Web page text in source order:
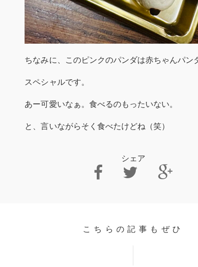
ちなみに、このピンクのパンダは赤ちゃんパン
スペシャルです。
あー可愛いなぁ。食べるのもったいない。
と、言いながらそく食べたけどね（笑）
シェア
こちらの記事もぜひ